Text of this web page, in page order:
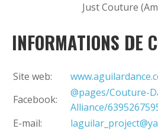
Just Couture
INFORMATIONS DE
Site web:
Facebook:
@pages/Couture-
Alliance/
E-mail: